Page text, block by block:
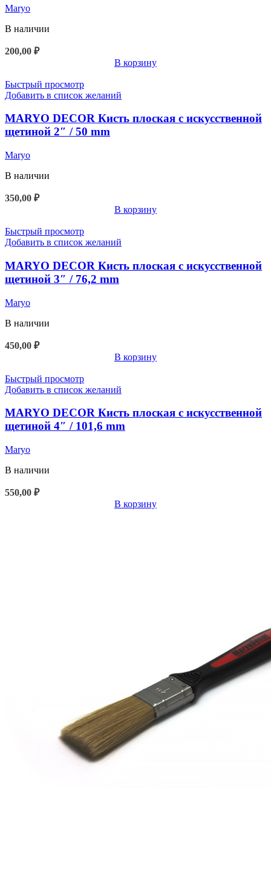
Maryo
В наличии
200,00 ₽
В корзину
Быстрый просмотр
Добавить в список желаний
MARYO DECOR Кисть плоская с искусственной
щетиной 2″ / 50 mm
Maryo
В наличии
350,00 ₽
В корзину
Быстрый просмотр
Добавить в список желаний
MARYO DECOR Кисть плоская с искусственной
щетиной 3″ / 76,2 mm
Maryo
В наличии
450,00 ₽
В корзину
Быстрый просмотр
Добавить в список желаний
MARYO DECOR Кисть плоская с искусственной
щетиной 4″ / 101,6 mm
Maryo
В наличии
550,00 ₽
В корзину